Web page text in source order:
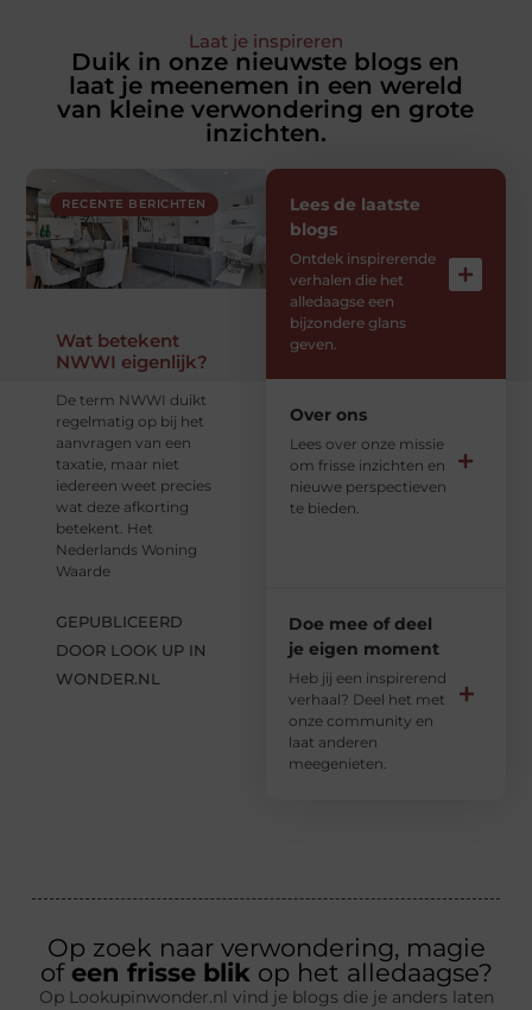
Laat je inspireren
Duik in onze nieuwste blogs en
laat je meenemen in een wereld
van kleine verwondering en grote
inzichten.
RECENTE BERICHTEN
Wat betekent
NWWI eigenlijk?
De term NWWI duikt
regelmatig op bij het
aanvragen van een
taxatie, maar niet
iedereen weet precies
wat deze afkorting
betekent. Het
Nederlands Woning
Waarde
GEPUBLICEERD
DOOR LOOK UP IN
WONDER.NL
Lees de laatste
blogs
Ontdek inspirerende
verhalen die het
alledaagse een
bijzondere glans
geven.
Over ons
Lees over onze missie
om frisse inzichten en
nieuwe perspectieven
te bieden.
Doe mee of deel
je eigen moment
Heb jij een inspirerend
verhaal? Deel het met
onze community en
laat anderen
meegenieten.
Op zoek naar verwondering, magie
of een frisse blikop het alledaagse?
Op Lookupinwonder.nl vind je blogs die je anders laten